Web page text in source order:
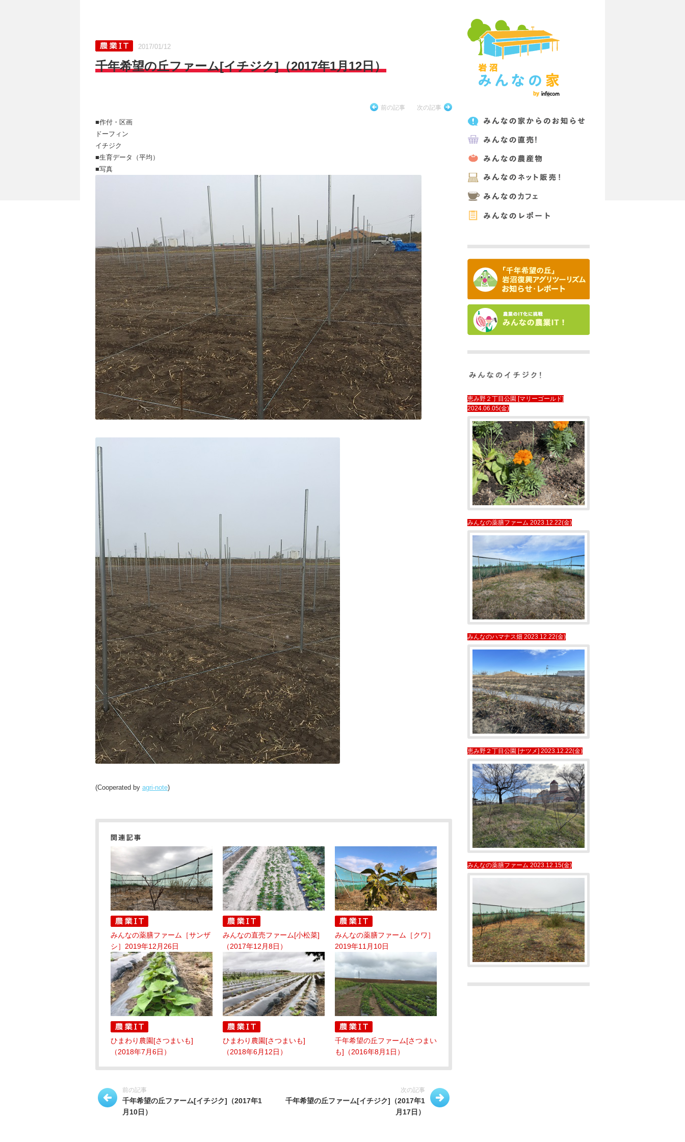
2017/01/12
千年希望の丘ファーム[イチジク]（2017年1月12日）
前の記事 次の記事
■作付・区画
ドーフィン
イチジク
■生育データ（平均）
■写真
(Cooperated by agri-note)
みんなの薬膳ファーム［サンザ
シ］2019年12月26日
みんなの直売ファーム[小松菜]
（2017年12月8日）
みんなの薬膳ファーム［クワ］
2019年11月10日
ひまわり農園[さつまいも]
（2018年7月6日）
ひまわり農園[さつまいも]
（2018年6月12日）
千年希望の丘ファーム[さつまい
も]（2016年8月1日）
前の記事
千年希望の丘ファーム[イチジク]（2017年1
月10日）
次の記事
千年希望の丘ファーム[イチジク]（2017年1
月17日）
恵み野２丁目公園 [マリーゴールド]
2024.06.05(金)
みんなの薬膳ファーム 2023.12.22(金)
みんなのハマナス畑 2023.12.22(金)
恵み野２丁目公園 [ナツメ] 2023.12.22(金)
みんなの薬膳ファーム 2023.12.15(金)